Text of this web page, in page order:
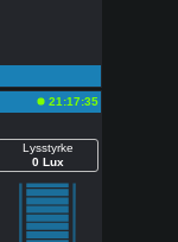
21:17:35
Lysstyrke
0 Lux